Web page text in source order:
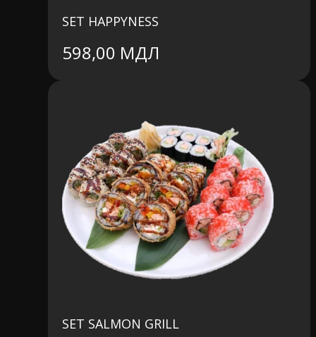
SET HAPPYNESS
598,00 МДЛ
SET SALMON GRILL